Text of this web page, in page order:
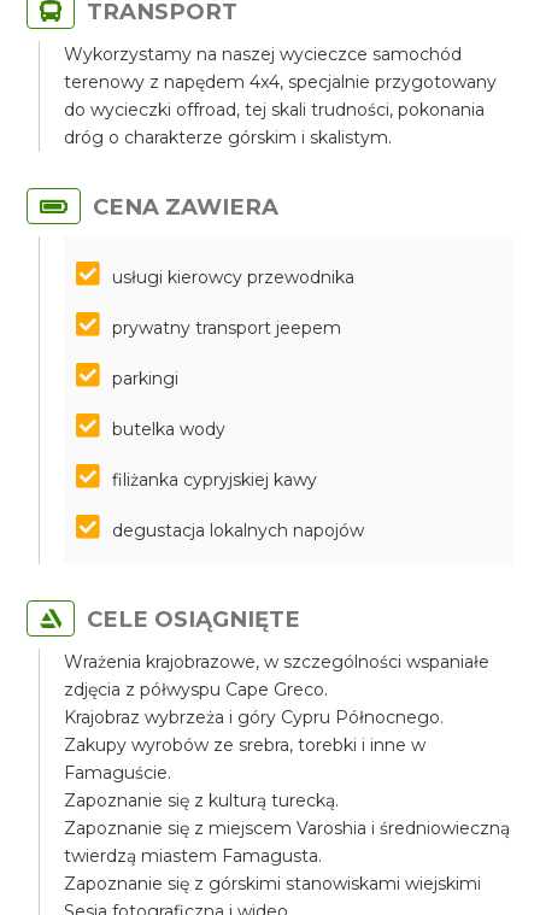
TRANSPORT
Wykorzystamy na naszej wycieczce samochód
terenowy z napędem 4x4, specjalnie przygotowany
do wycieczki offroad, tej skali trudności, pokonania
dróg o charakterze górskim i skalistym.
CENA ZAWIERA
usługi kierowcy przewodnika
prywatny transport jeepem
parkingi
butelka wody
filiżanka cypryjskiej kawy
degustacja lokalnych napojów
CELE OSIĄGNIĘTE
Wrażenia krajobrazowe, w szczególności wspaniałe
zdjęcia z półwyspu Cape Greco.
Krajobraz wybrzeża i góry Cypru Północnego.
Zakupy wyrobów ze srebra, torebki i inne w
Famaguście.
Zapoznanie się z kulturą turecką.
Zapoznanie się z miejscem Varoshia i średniowieczną
twierdzą miastem Famagusta.
Zapoznanie się z górskimi stanowiskami wiejskimi